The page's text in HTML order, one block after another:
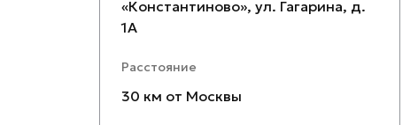
«Константиново», ул. Гагарина, д.
1А
Расстояние
30 км от Москвы